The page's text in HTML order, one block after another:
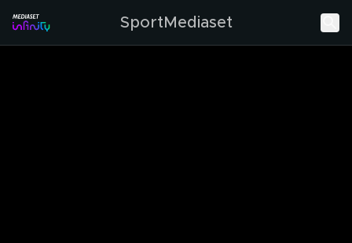
SportMediaset